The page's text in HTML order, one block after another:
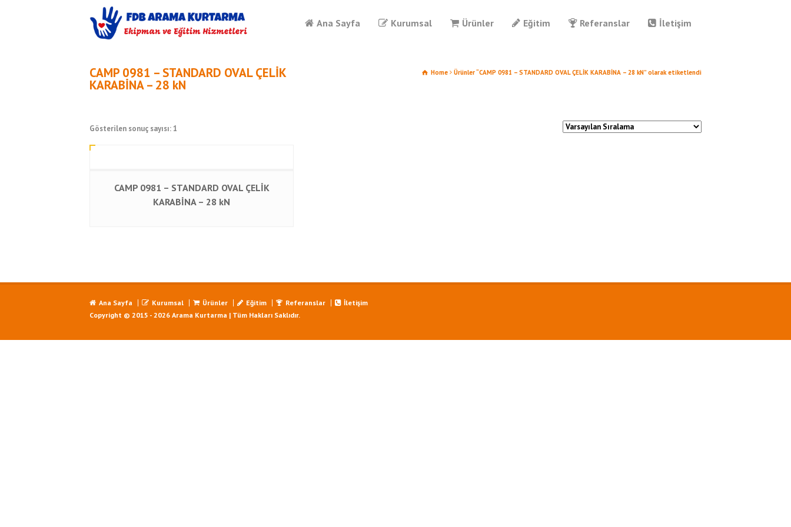
Ana Sayfa Kurumsal Ürünler Eğitim Referanslar İletişim
CAMP 0981 – STANDARD OVAL ÇELİK
KARABİNA – 28 kN
Home Ürünler “CAMP 0981 – STANDARD OVAL ÇELİK KARABİNA – 28 kN” olarak etiketlendi
Gösterilen sonuç sayısı: 1
CAMP 0981 – STANDARD OVAL ÇELİK
KARABİNA – 28 kN
Ana Sayfa Kurumsal Ürünler Eğitim Referanslar
İletişim
Copyright © 2015 - 2026 Arama Kurtarma | Tüm Hakları Saklıdır.